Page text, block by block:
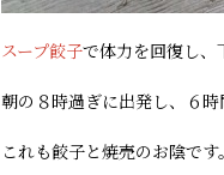
スープ餃子で体力を回復し、
朝の８時過ぎに出発し、６時
これも餃子と焼売のお陰です。